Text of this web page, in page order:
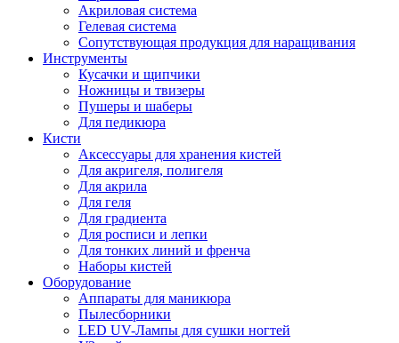
Акриловая система
Гелевая система
Сопутствующая продукция для наращивания
Инструменты
Кусачки и щипчики
Ножницы и твизеры
Пушеры и шаберы
Для педикюра
Кисти
Аксессуары для хранения кистей
Для акригеля, полигеля
Для акрила
Для геля
Для градиента
Для росписи и лепки
Для тонких линий и френча
Наборы кистей
Оборудование
Аппараты для маникюра
Пылесборники
LED UV-Лампы для сушки ногтей